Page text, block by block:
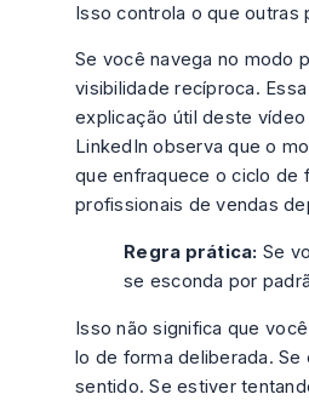
Isso controla o que outras
Se você navega no modo
visibilidade recíproca.
explicação útil deste vídeo
LinkedIn observa que o
que enfraquece o ciclo de
profissionais de vendas
Regra prática: Se
se esconda por
Isso não significa que
lo de forma deliberada.
sentido. Se estiver